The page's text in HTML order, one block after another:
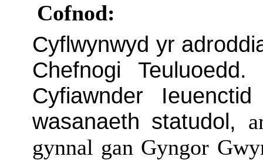
Cofnod:
Cyflwynwyd yr
Chefnogi
Cyfiawnder
wasanaeth statudol,
gynnal gan Gyngor